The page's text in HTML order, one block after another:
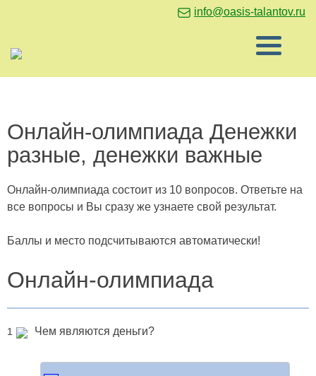
info@oasis-talantov.ru
Онлайн-олимпиада Денежки
разные, денежки важные
Онлайн-олимпиада состоит из 10 вопросов. Ответьте на
все вопросы и Вы сразу же узнаете свой результат.
Баллы и место подсчитываются автоматически!
Онлайн-олимпиада
1 Чем являются деньги?